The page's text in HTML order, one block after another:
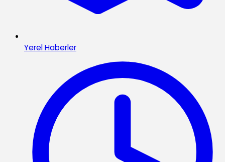
Yerel Haberler